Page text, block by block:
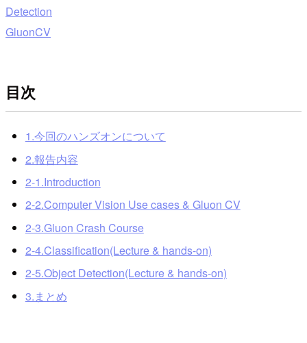
Detection
GluonCV
目次
1.今回のハンズオンについて
2.報告内容
2-1.Introduction
2-2.Computer Vision Use cases & Gluon CV
2-3.Gluon Crash Course
2-4.Classification(Lecture & hands-on)
2-5.Object Detection(Lecture & hands-on)
3.まとめ